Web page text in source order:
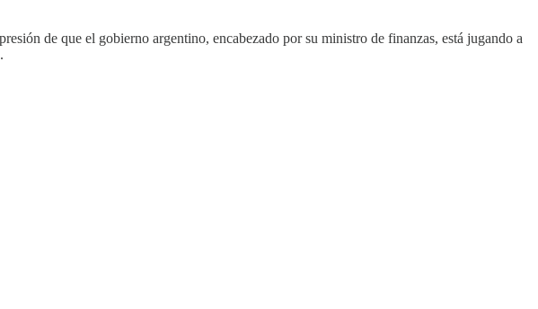
de que el gobierno argentino, encabezado por su ministro de finanzas, está jugando a